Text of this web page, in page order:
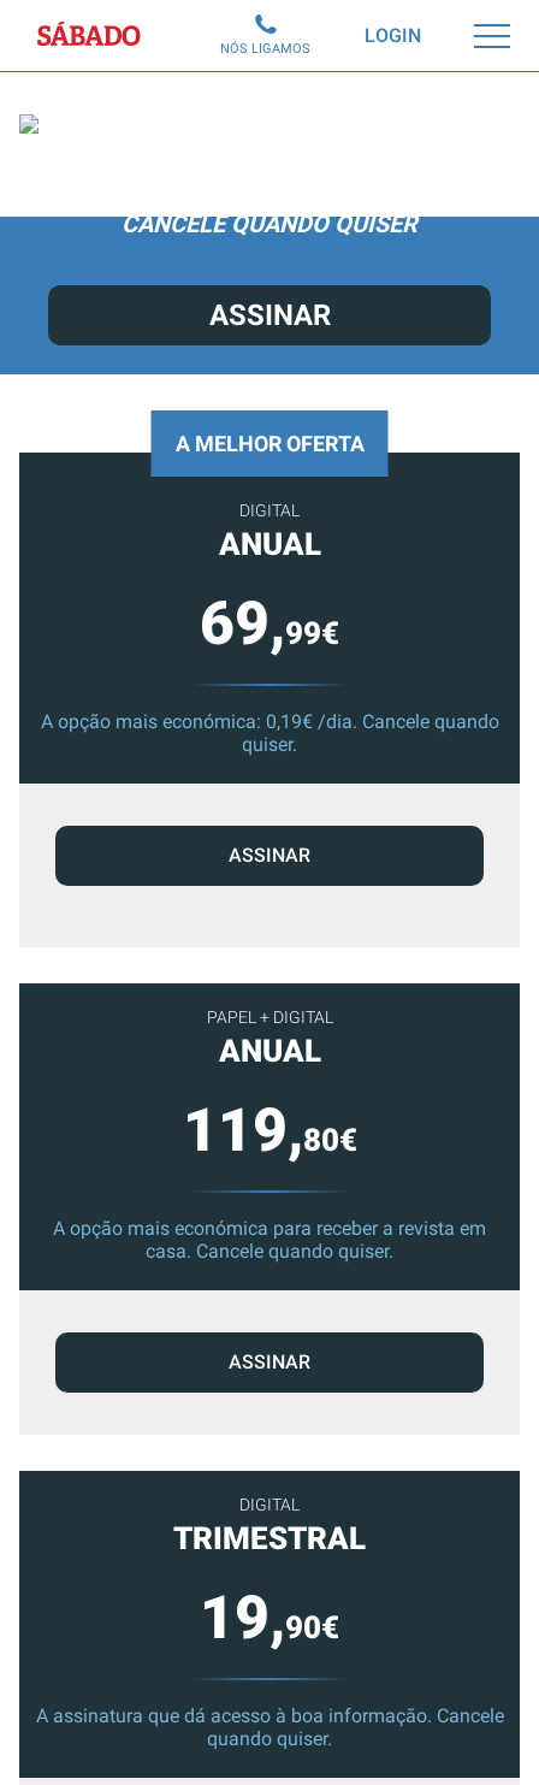
Sábado LOGIN
NÓS LIGAMOS
CANCELE QUANDO QUISER
ASSINAR
PAPEL + DIGITAL
ANUAL
119,80€
A opção mais económica para receber a revista em
casa. Cancele quando quiser.
ASSINAR
DIGITAL
TRIMESTRAL
19,90€
A assinatura que dá acesso à boa informação. Cancele
quando quiser.
A MELHOR OFERTA
DIGITAL
ANUAL
69,99€
A opção mais económica: 0,19€ /dia. Cancele quando
quiser.
ASSINAR